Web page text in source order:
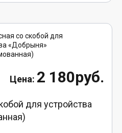
2 180руб.
для устройства